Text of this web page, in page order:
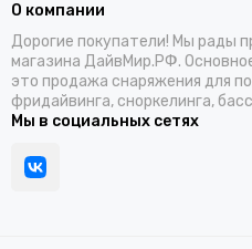
О компании
Дорогие покупатели! Мы рады
магазина ДайвМир.РФ.
это продажа снаряжения для
фридайвинга, сноркелинга,
Мы в социальных сетях